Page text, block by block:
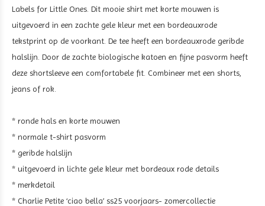
Labels for Little Ones. Dit mooie shirt met korte mouwen is
uitgevoerd in een zachte gele kleur met een bordeauxrode
tekstprint op de voorkant. De tee heeft een bordeauxrode geribde
halslijn. Door de zachte biologische katoen en fijne pasvorm heeft
deze shortsleeve een comfortabele fit . Combineer met een shorts,
jeans of rok.
* ronde hals en korte mouwen
* normale t-shirt pasvorm
* geribde halslijn
* uitgevoerd in lichte gele kleur met bordeaux rode details
* merkdetail
* Charlie Petite ‘ciao bella’ ss25 voorjaars- zomercollectie